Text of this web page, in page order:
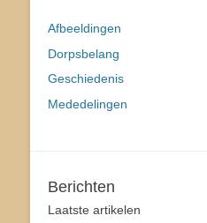
Afbeeldingen
Dorpsbelang
Geschiedenis
Mededelingen
Berichten
Laatste artikelen